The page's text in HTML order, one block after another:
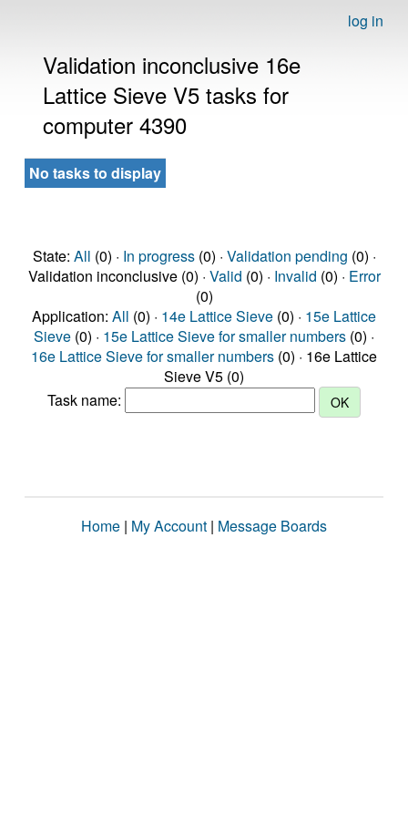
log in
Validation inconclusive 16e
Lattice Sieve V5 tasks for
computer 4390
No tasks to display
State: All (0) · In progress(0) · Validation pending (0) ·
Validation inconclusive (0) · Valid (0) · Invalid (0) · Error
(0)
Application: All (0) · 14e Lattice Sieve (0) · 15e Lattice
Sieve (0) · 15e Lattice Sieve for smaller numbers (0) ·
16e Lattice Sieve for smaller numbers (0) · 16e Lattice
Sieve V5 (0)
Task name:
Home | My Account | Message Boards